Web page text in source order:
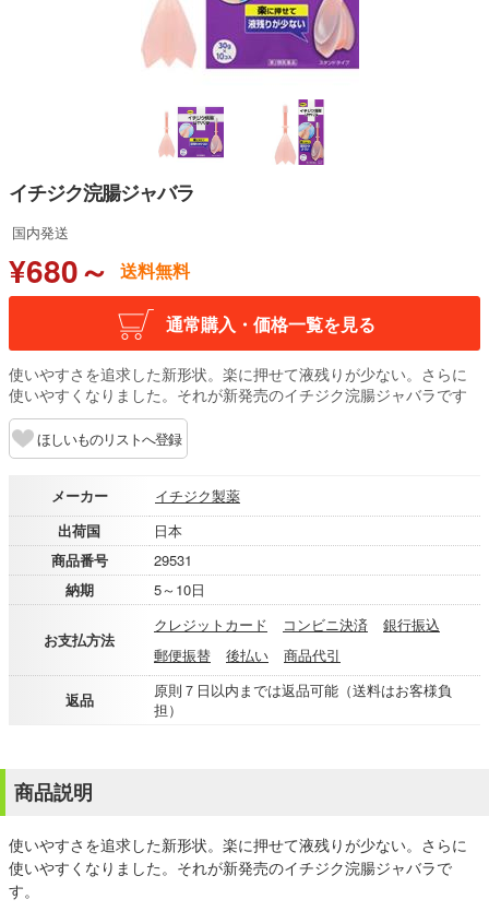
イチジク浣腸ジャバラ
国内発送
¥680～ 送料無料
通常購入・価格一覧を見る
使いやすさを追求した新形状。楽に押せて液残りが少ない。さらに
使いやすくなりました。それが新発売のイチジク浣腸ジャバラです
ほしいものリストへ登録
メーカー
イチジク製薬
出荷国
日本
商品番号
29531
納期
5～10日
お支払方法
クレジットカード コンビニ決済
銀行振込
郵便振替
後払い 商品代引
返品
原則７日以内までは返品可能（送料はお客様負
担）
商品説明
使いやすさを追求した新形状。楽に押せて液残りが少ない。さらに
使いやすくなりました。それが新発売のイチジク浣腸ジャバラで
す。